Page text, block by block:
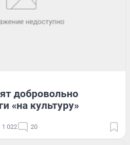
добровольно
«на культуру»
1 022 20